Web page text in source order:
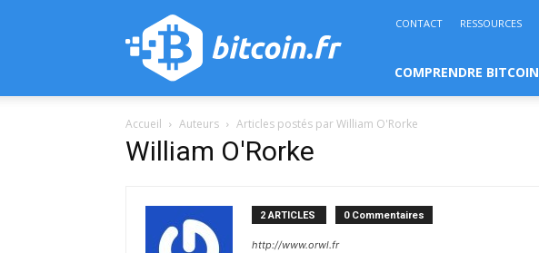
bitcoin.fr
CONTACT RESSOURCES
COMPRENDRE BITCOIN
Accueil Auteurs Articles postés par William O'Rorke
William O'Rorke
2 ARTICLES 0 Commentaires
http://www.orwl.fr